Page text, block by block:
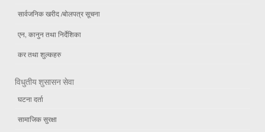
सार्वजनिक खरीद /बोलपत्र सूचना
एन, कानुन तथा निर्देशिका
कर तथा शुल्कहरु
विधुतीय शुसासन सेवा
घटना दर्ता
सामाजिक सुरक्षा